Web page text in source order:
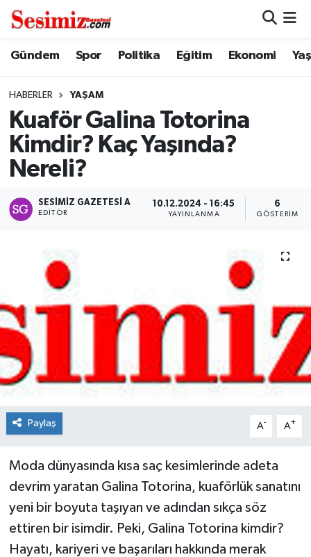
Gündem Spor Politika Eğitim Ekonomi
HABERLER YAŞAM
Kuaför Galina Totorina
Kimdir? Kaç Yaşında?
Nereli?
SESIMIZ GAZETESI A
EDITÖR
10.12.2024 - 16:45
YAYINLANMA
6
GÖSTERIM
Paylaş A- A+
Moda dünyasında kısa saç kesimlerinde adeta
devrim yaratan Galina Totorina, kuaförlük sanatını
yeni bir boyuta taşıyan ve adından sıkça söz
ettiren bir isimdir. Peki, Galina Totorina kimdir?
Hayatı, kariyeri ve başarıları hakkında merak
Dünya
Ekonomi
Genel
Gündem
Politika
Sağlık
Spor
Teknoloji
Nöbetçi Eczaneler
Namaz Vakitleri
Trafik Durumu
Süper Lig Puan Durumu ve Fikstür
Son Dakika Haberleri
Haber Arşivi